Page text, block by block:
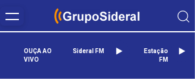
OUÇA AO
VIVO
Sideral FM
Estação
FM